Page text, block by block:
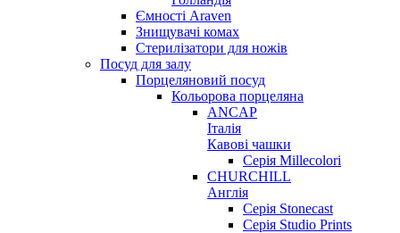
Ємності Araven
Знищувачі комах
Стерилізатори для ножів
Посуд для залу
Порцеляновий посуд
Кольорова порцеляна
ANCAP
Італія
Кавові чашки
Серія Millecolori
CHURCHILL
Англія
Серія Stonecast
Серія Studio Prints